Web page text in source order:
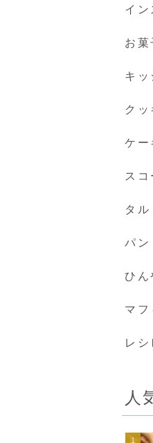
イン
お菓
キッ
クッ
ケー
スコ
タル
パン
ひん
マフ
レシ
人